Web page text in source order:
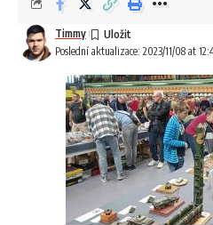
Poslední aktualizace: 2023/11/08 at
Timmy